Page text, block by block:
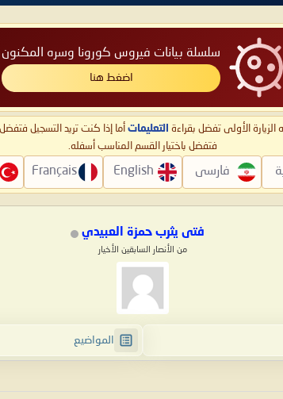
سلسلة بيانات فيروس كورونا وسره المكنون
اضغط هنا
الأولى تفضل بقراءة التعليمات أما إذا كنت تريد التسجيل
فتفضل باختيار القسم المناسب أسفله.
فارسی English
Français
فتى يثرب حمزة العبيدي
من الأنصار السابقين الأخيار
المواضيع